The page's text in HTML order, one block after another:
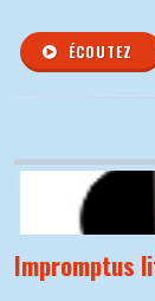
ÉCOUTEZ
Impromptus